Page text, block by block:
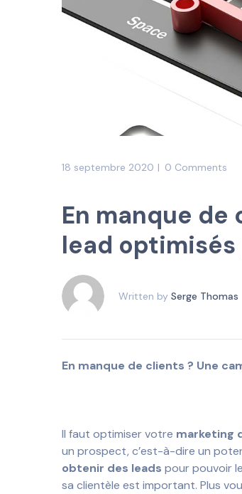
18 septembre 2020 0 Comments
En manque de
lead
Written by Serge Thomas
En manque de clients ? Une
Il faut optimiser votre marketing
un prospect, c’est-à-dire un
obtenir des leads pour pouvoir
sa clientèle est important. Plus